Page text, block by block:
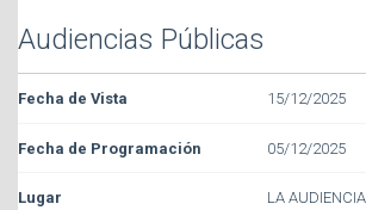
Audiencias Públicas
15/12/2025
05/12/2025
LA